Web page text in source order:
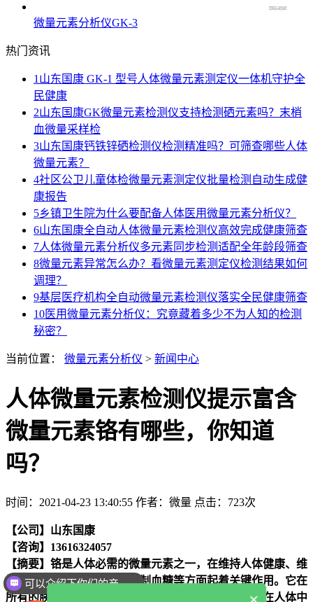
微量元素分析仪GK-3
热门资讯
1 山东国康 GK-1 型号人体微量元素测定仪一体机守护全
民健康
2山东国康GK微量元素检测仪支持检测硒元素吗？末梢
血微量采样检
3山东国康钙铁锌硒检测仪检测精准吗？可筛查哪些人体
微量元素？
4社区公卫儿童体检微量元素测定仪批量检测自动生成健
康报告
5乡镇卫生院为什么要配备人体医用微量元素分析仪？
6山东国康全自动人体微量元素检测仪高效完成健康筛查
7人体微量元素分析仪多元素同步检测适配全年龄段筛查
8微量元素异常怎么办？看微量元素测定仪检测结果如何
调理？
9基层医疗机构全自动微量元素检测仪落实全民健康筛查
10医用微量元素分析仪：究竟藏着多少不为人知的检测
秘密？
当前位置： 微量元素分析仪 > 新闻中心
人体微量元素检测仪提示富含
微量元素铬有哪些，你知道
吗？
时间：2021-04-23 13:40:55 作者：微量 点击： 723次
【公司】山东国康
【咨询】13616324057
【摘要】 铬是人体必需的微量元素之一，在维持人体健康、维
持正常生长发育、调节和控制血糖等方面起着关键作用。它在
所有的胰岛素调节活动中也起着重要的作用。虽然铬在人体中
可以介绍下你们的产品么